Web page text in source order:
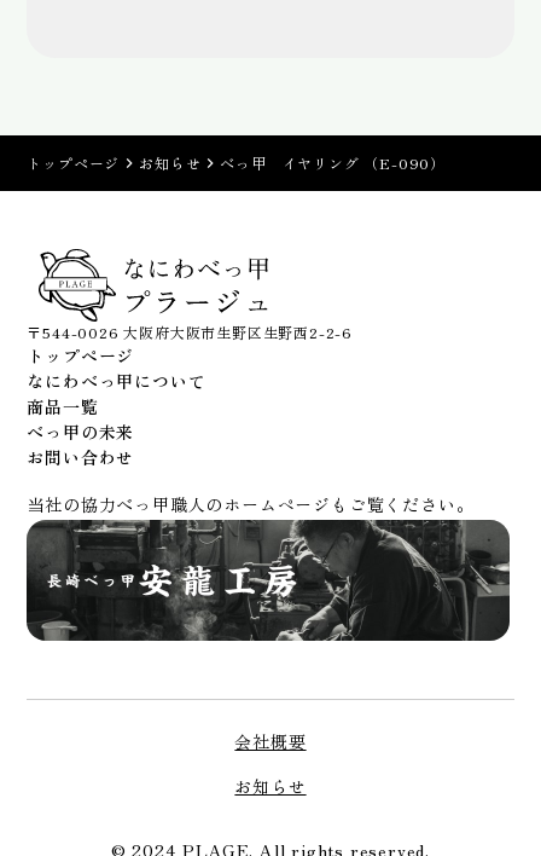
トップページ お知らせ べっ甲 イヤリング （E-090）
〒544-0026 大阪府大阪市生野区生野西2-2-6
トップページ
なにわべっ甲について
商品一覧
べっ甲の未来
お問い合わせ
当社の協力べっ甲職人のホームページもご覧ください。
© 2024 PLAGE. All rights reserved.
会社概要
お知らせ